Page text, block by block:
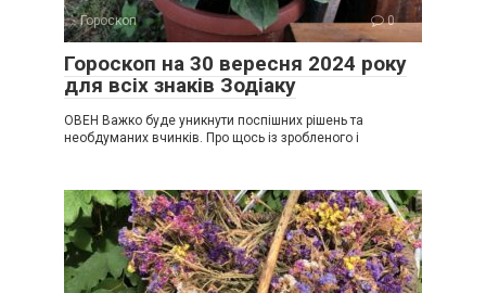
Гороскоп 0
Гороскоп на 30 вересня 2024 року
для всіх знаків Зодіаку
ОВЕН Важко буде уникнути поспішних рішень та
необдуманих вчинків. Про щось із зробленого і